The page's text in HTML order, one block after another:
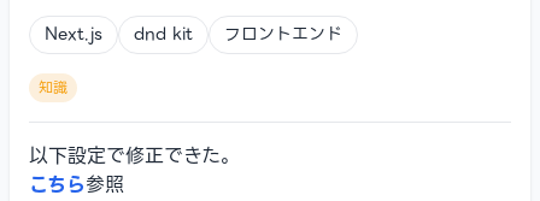
Next.js dnd kit フロントエンド
知識
こちら参照